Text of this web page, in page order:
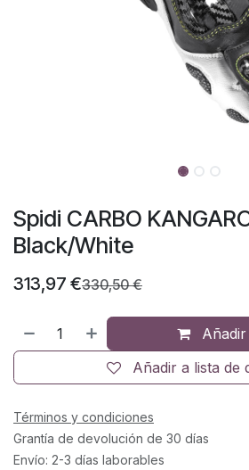
Spidi CARBO
Black/White
313,97 €330,50€
Añadir a lista de
Términos y condiciones
Grantía de devolución de 30 días
Envío: 2-3 días laborables